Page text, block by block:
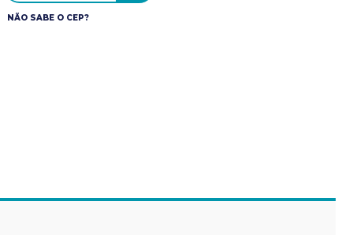
NÃO SABE O CEP?